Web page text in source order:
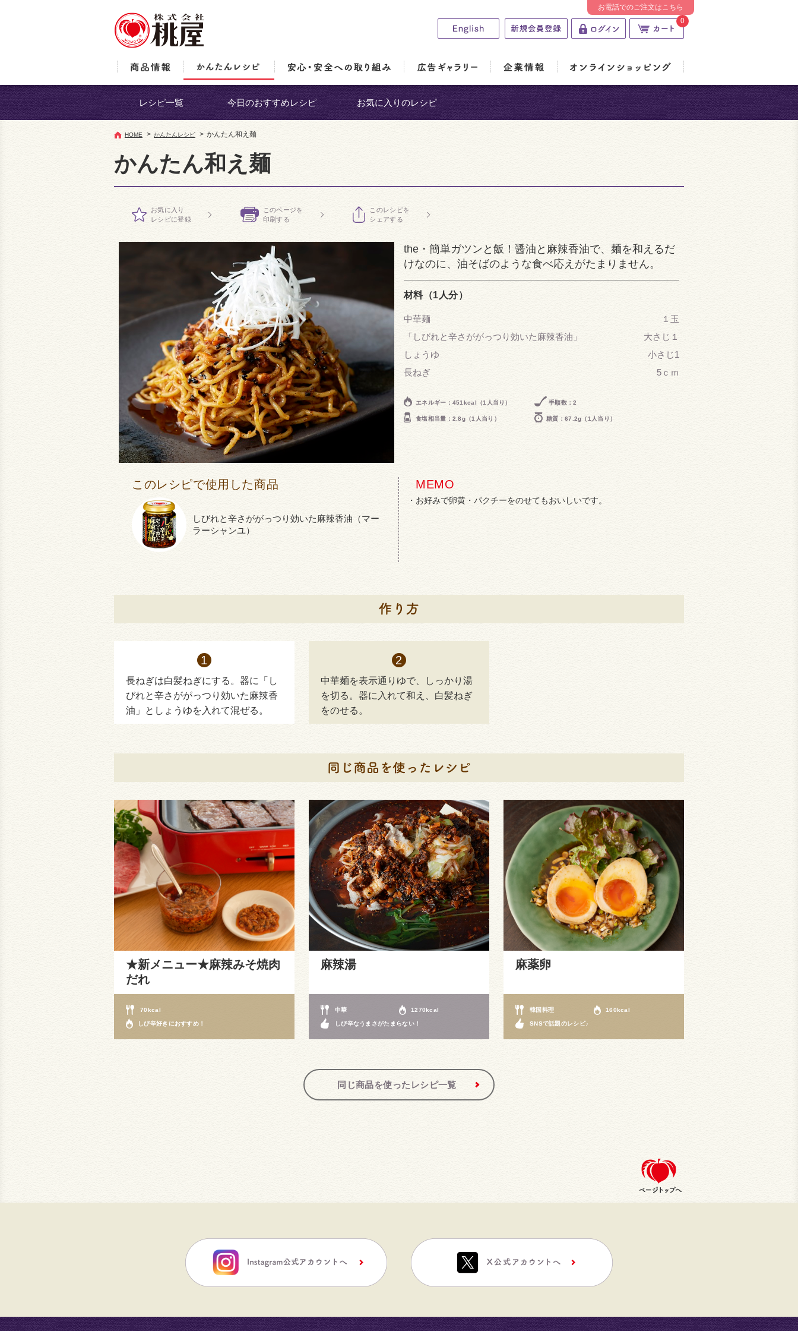
0
お電話でのご注文はこちら
レシピ一覧 今日のおすすめレシピ お気に入りのレシピ
HOME > かんたんレシピ > かんたん和え麺
かんたん和え麺
お気に入り
レシピに登録
このページを
印刷する
このレシピを
シェアする
the・簡単ガツンと飯！醤油と麻辣香油で、麺を和えるだ
けなのに、油そばのような食べ応えがたまりません。
材料（1人分）
中華麺
１玉
「しびれと辛さががっつり効いた麻辣香油」
大さじ１
しょうゆ
小さじ1
長ねぎ
5ｃｍ
エネルギー：451kcal（1人当り） 手順数：2
食塩相当量：2.8g（1人当り） 糖質：67.2g（1人当り）
MEMO
お好みで卵黄・パクチーをのせてもおいしいです。
このレシピで使用した商品
しびれと辛さががっつり効いた麻辣香油（マー
ラーシャンユ）
長ねぎは白髪ねぎにする。器に「し
びれと辛さががっつり効いた麻辣香
油」としょうゆを入れて混ぜる。
中華麺を表示通りゆで、しっかり湯
を切る。器に入れて和え、白髪ねぎ
をのせる。
★新メニュー★麻辣みそ焼肉
だれ
70kcal
しび辛好きにおすすめ！
麻辣湯
中華 1270kcal
しび辛なうまさがたまらない！
麻薬卵
韓国料理 160kcal
SNSで話題のレシピ♪
同じ商品を使ったレシピ一覧